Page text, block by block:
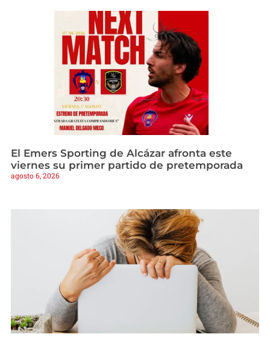
El Emers Sporting de Alcázar afronta este
viernes su primer partido de pretemporada
agosto 6, 2026